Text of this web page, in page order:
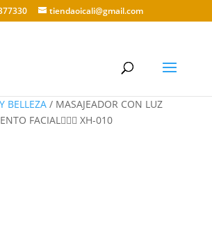
tiendaoicali@gmail.com
BELLEZA/ MASAJEADOR CON LUZ
FACIAL🧖🏻‍♀ XH-010